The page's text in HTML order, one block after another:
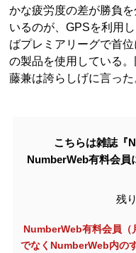
かな疲労度の差が勝負
いるのが、GPSを利用
ばプレミアリーグで首
の製品を使用している
藤兼は誇らしげに言った
こちらは雑誌『
NumberWeb有料会員
残
NumberWeb有料会員（
でなく NumberWeb内の